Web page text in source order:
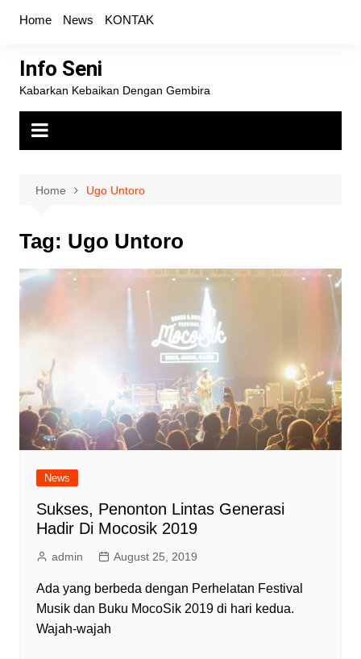
Home News KONTAK
Info Seni
Kabarkan Kebaikan Dengan Gembira
Home Ugo Untoro
Tag: Ugo Untoro
News
Sukses, Penonton Lintas Generasi
Hadir Di Mocosik 2019
admin August 25, 2019
Ada yang berbeda dengan Perhelatan Festival
Musik dan Buku MocoSik 2019 di hari kedua.
Wajah-wajah